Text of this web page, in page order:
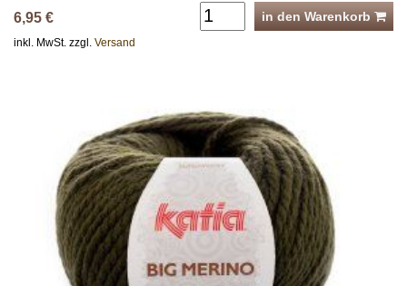
6,95 € in den Warenkorb
inkl. MwSt. zzgl. Versand